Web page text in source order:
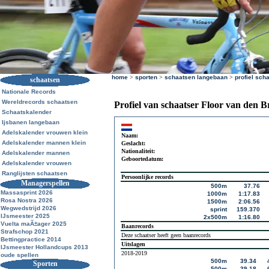
schaatsen
Nationale Records
Wereldrecords schaatsen
Schaatskalender
Ijsbanen langebaan
Adelskalender vrouwen klein
Adelskalender mannen klein
Adelskalender mannen
Adelskalender vrouwen
Ranglijsten schaatsen
Managerspellen
Massasprint 2026
Rosa Nostra 2026
Wegwedstrijd 2026
IJsmeester 2025
Vuelta maÃ±ager 2025
Strafschop 2021
Bettingpractice 2014
IJsmeester Hollandcups 2013
oude spellen
Sporten
home > sporten > schaatsen langebaan > profiel
Profiel van schaatser Floor van den
Naam:
Geslacht:
Nationaliteit:
Geboortedatum:
Persoonlijke records
500m
37.76
1000m
1:17.83
1500m
2:06.56
sprint
159.370
2x500m
1:16.80
Baanrecords
Deze schaatser heeft geen baanrecords
Uitslagen
2018-2019
500m
39.34